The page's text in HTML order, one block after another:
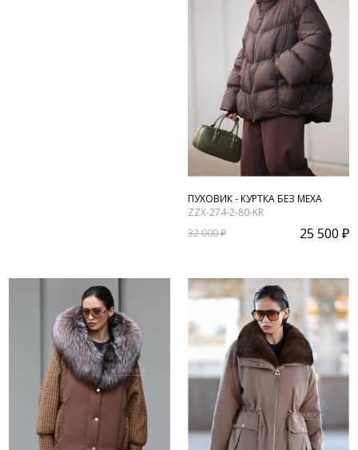
ПУХОВИК - КУРТКА БЕЗ МЕХА
ZZX-274-2-80-KR
32 000 ₽
25 500 ₽